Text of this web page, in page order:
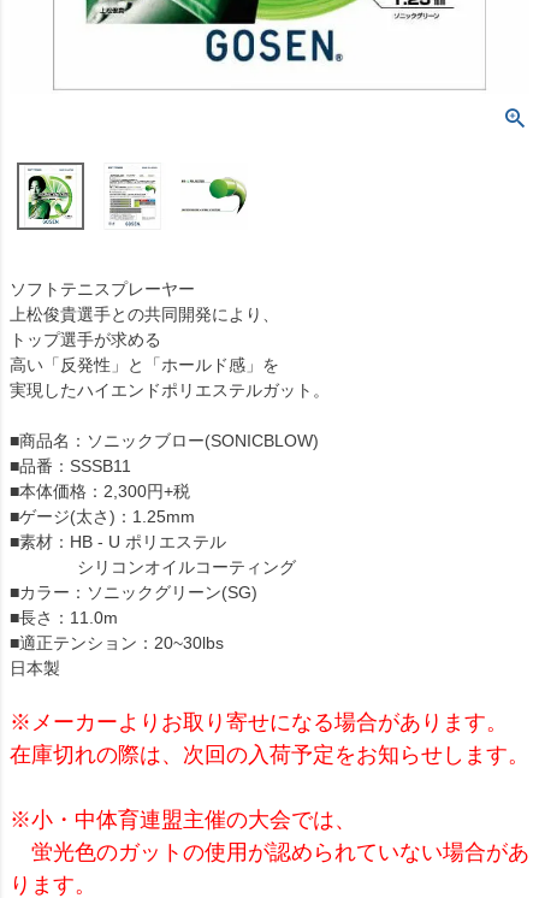
ソフトテニスプレーヤー
上松俊貴選手との共同開発により、
トップ選手が求める
高い「反発性」と「ホールド感」を
実現したハイエンドポリエステルガット。
■商品名：ソニックブロー(SONICBLOW)
■品番：SSSB11
■本体価格：2,300円+税
■ゲージ(太さ)：1.25mm
■素材：HB - U ポリエステル
シリコンオイルコーティング
■カラー：ソニックグリーン(SG)
■長さ：11.0m
■適正テンション：20~30lbs
日本製
※メーカーよりお取り寄せになる場合があります。
在庫切れの際は、次回の入荷予定をお知らせします。
※小・中体育連盟主催の大会では、
蛍光色のガットの使用が認められていない場合があ
ります。